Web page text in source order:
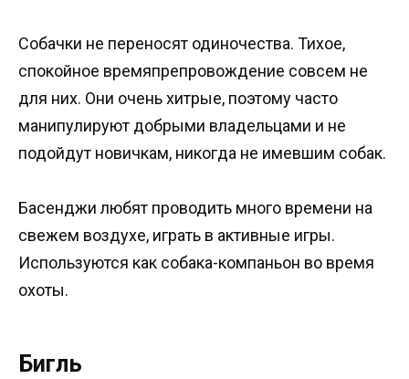
Собачки не переносят одиночества. Тихое,
спокойное времяпрепровождение совсем не
для них. Они очень хитрые, поэтому часто
манипулируют добрыми владельцами и не
подойдут новичкам, никогда не имевшим собак.
Басенджи любят проводить много времени на
свежем воздухе, играть в активные игры.
Используются как собака-компаньон во время
охоты.
Бигль